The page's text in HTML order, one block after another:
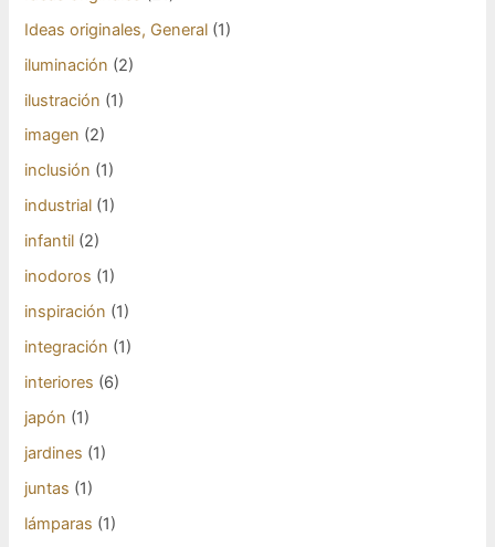
Ideas originales, General (1)
iluminación (2)
ilustración (1)
imagen (2)
inclusión (1)
industrial (1)
infantil (2)
inodoros (1)
inspiración (1)
integración (1)
interiores (6)
japón (1)
jardines (1)
juntas (1)
lámparas (1)